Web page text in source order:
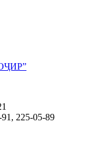
225-05-89